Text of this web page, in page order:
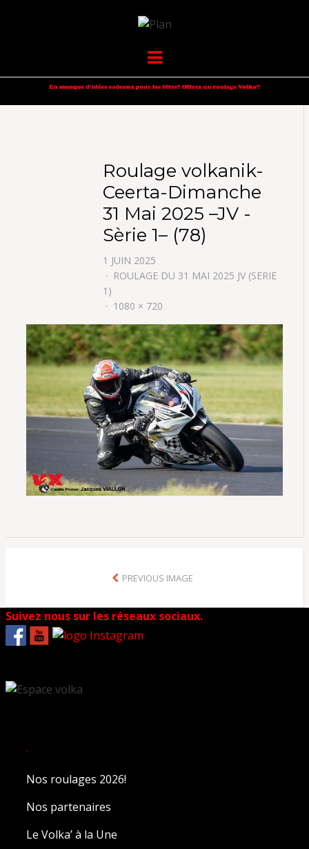
VOLKANIK-
ENDURANCE
Menu
Roulage volkanik-
Ceerta-Dimanche
31 Mai 2025 –JV -
Sèrie 1– (78)
1 JUIN 2025
ROULAGE DU 31 MAI 2025 JV (SERIE
1)
1080 × 720
PREVIOUS IMAGE
Suivez nous sur les réseaux sociaux.
.
Nos roulages 2026!
Nos partenaires
Le Volka’ à la Une